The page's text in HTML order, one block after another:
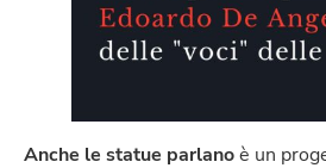
Anche le statue parlanoè un